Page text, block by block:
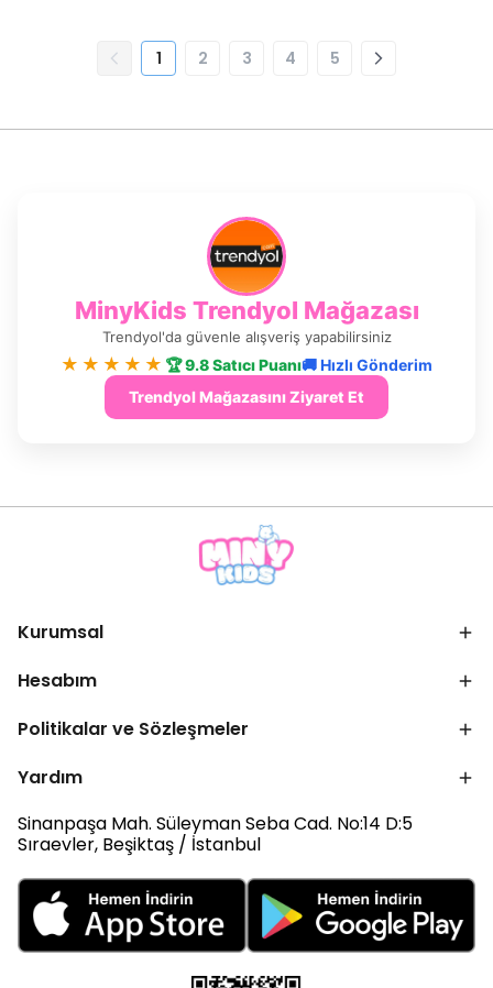
1 2 3 4 5
MinyKids Trendyol Mağazası
Trendyol'da güvenle alışveriş yapabilirsiniz
★★★★★ 🏆 9.8 Satıcı Puanı🚚 Hızlı Gönderim
Trendyol Mağazasını Ziyaret Et
Kurumsal
Hesabım
Politikalar ve Sözleşmeler
Yardım
Sinanpaşa Mah. Süleyman Seba Cad. No:14 D:5
Sıraevler, Beşiktaş / İstanbul